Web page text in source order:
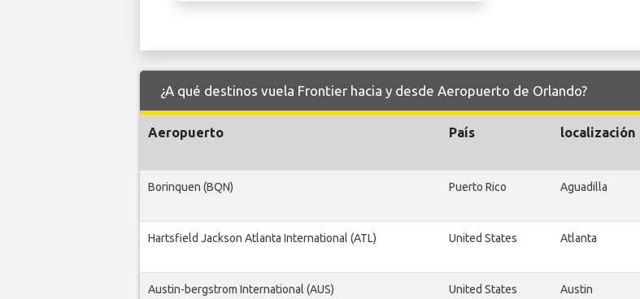
¿A qué destinos vuela Frontier hacia y desde Aeropuerto de Orlando?
Aeropuerto País localización
Borinquen (BQN) Puerto Rico Aguadilla
Hartsfield Jackson Atlanta International (ATL) United States Atlanta
Austin-bergstrom International (AUS) United States Austin